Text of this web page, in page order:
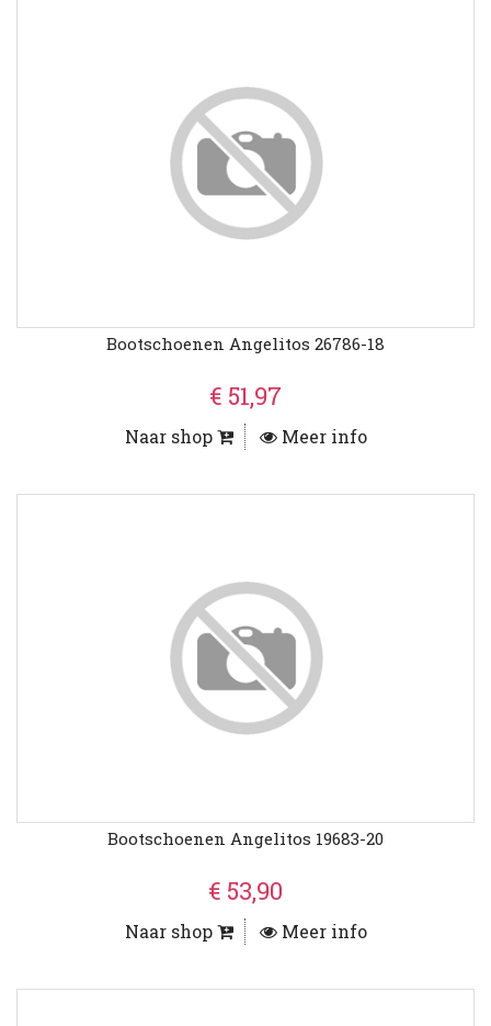
Bootschoenen Angelitos 26786-18
€ 51,97
Naar shop Meer info
Bootschoenen Angelitos 19683-20
€ 53,90
Naar shop Meer info